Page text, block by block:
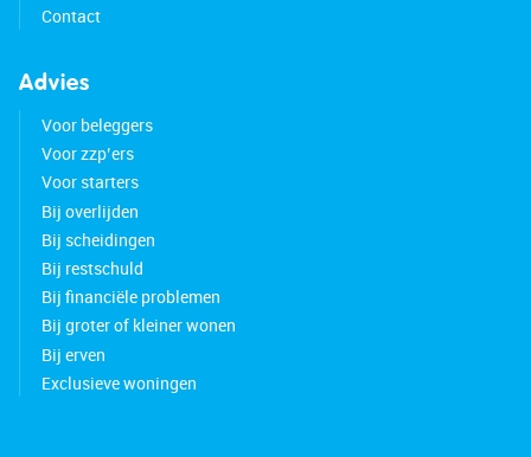
Contact
Advies
Voor beleggers
Voor zzp’ers
Voor starters
Bij overlijden
Bij scheidingen
Bij restschuld
Bij financiële problemen
Bij groter of kleiner wonen
Bij erven
Exclusieve woningen